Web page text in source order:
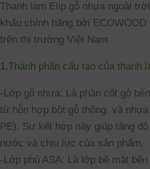
Thanh lam Elip gỗ nhựa ngoài
khẩu chính hãng bởi
trên thị trường Việt Nam
1.Thành phần cấu tạo của thanh
-Lớp gỗ nhựa: Là phần cốt gỗ
từ hỗn hợp bột gỗ thông và
PE). Sự kết hợp này giúp tăng
nước và chịu lực của sản phẩm.
-Lớp phủ ASA: Là lớp bề mặt